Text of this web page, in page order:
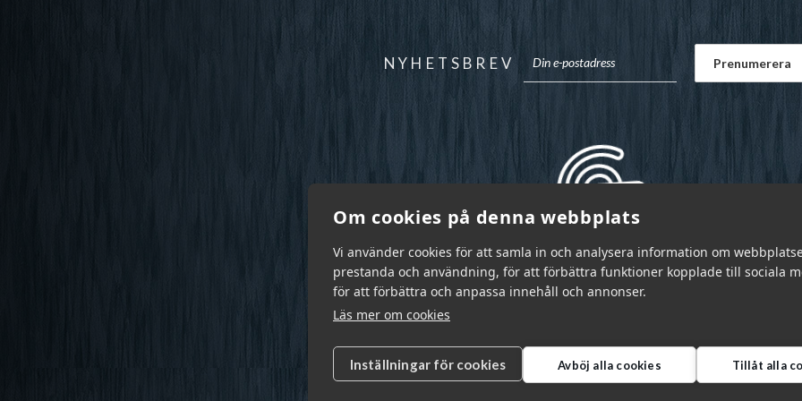
Om cookies på denna webbplats
Vi använder cookies för att samla in och analysera information om
prestanda och användning, för att förbättra funktioner kopplade till sociala
för att förbättra och anpassa innehåll och annonser.
Läs mer om cookies
Inställningar för cookies Avböj alla cookies Tillåt alla
NYHETSBREV
Garnr Sverige AB © 2026 | info@garnr.se 031 - 92